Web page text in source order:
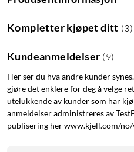
G502 X
Kompletter kjøpet ditt (3)
Kundeanmeldelser (9)
Her ser du hva andre kunder
gjøre det enklere for deg å velge
utelukkende av kunder som har
anmeldelser administreres av
publisering her www.kjell.com/